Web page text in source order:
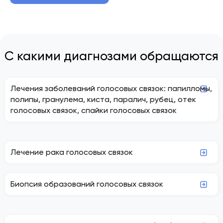
С какими диагнозами обращаются
Лечения заболеваний голосовых связок: папилломы,
полипы, гранулема, киста, паралич, рубец, отек
голосовых связок, спайки голосовых связок
Лечение рака голосовых связок
Биопсия образований голосовых связок